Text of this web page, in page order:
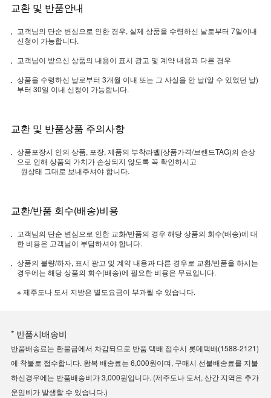
교환 및 반품안내
고객님의 단순 변심으로 인한 경우, 실제 상품을 수령하신 날로부터 7일이내
신청이 가능합니다.
고객님이 받으신 상품의 내용이 표시 광고 및 계약 내용과 다른 경우
상품을 수령하신 날로부터 3개월 이내 또는 그 사실을 안 날(알 수 있었던 날)
부터 30일 이내 신청이 가능합니다.
교환 및 반품상품 주의사항
상품포장시 안의 상품, 포장, 제품의 부착라벨(상품가격/브랜드TAG)의 손상
으로 인해 상품의 가치가 손상되지 않도록 꼭 확인하시고
원상태 그대로 보내주셔야 합니다.
교환/반품 회수(배송)비용
고객님의 단순 변심으로 인한 교화/반품의 경우 해당 상품의 회수(배송)에 대
한 비용은 고객님이 부담하셔야 합니다.
상품의 불량/하자, 표시 광고 및 계약 내용과 다른 경우로 교환/반품을 하시는
경우에는 해당 상품의 회수(배송)에 필요한 비용은 무료입니다.
※ 제주도나 도서 지방은 별도요금이 부과될 수 있습니다.
* 반품시배송비
반품배송료는 환불금에서 차감되므로 반품 택배 접수시 롯데택배(1588-2121)
에 착불로 접수합니다. 왕복 배송료는 6,000원이며, 구매시 선불배송료를 지불
하신경우에는 반품배송비가 3,000원입니다. (제주도나 도서, 산간 지역은 추가
운임비가 발생할 수 있습니다.)